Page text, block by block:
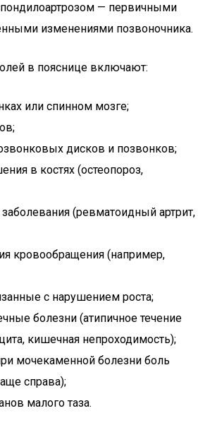
— первичными
изменениями позвоночника.
в пояснице включают:
или спинном мозге;
дисков и позвонков;
в костях (остеопороз,
(ревматоидный артрит,
кровообращения (например,
с нарушением роста;
болезни (атипичное течение
кишечная непроходимость);
мочекаменной болезни боль
справа);
малого таза.